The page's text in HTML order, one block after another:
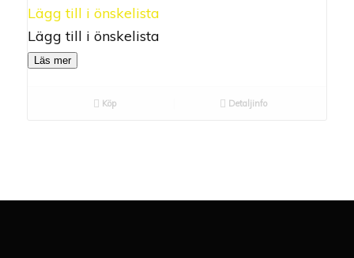
Lägg till i önskelista
Lägg till i önskelista
Läs mer
Köp Detaljinfo